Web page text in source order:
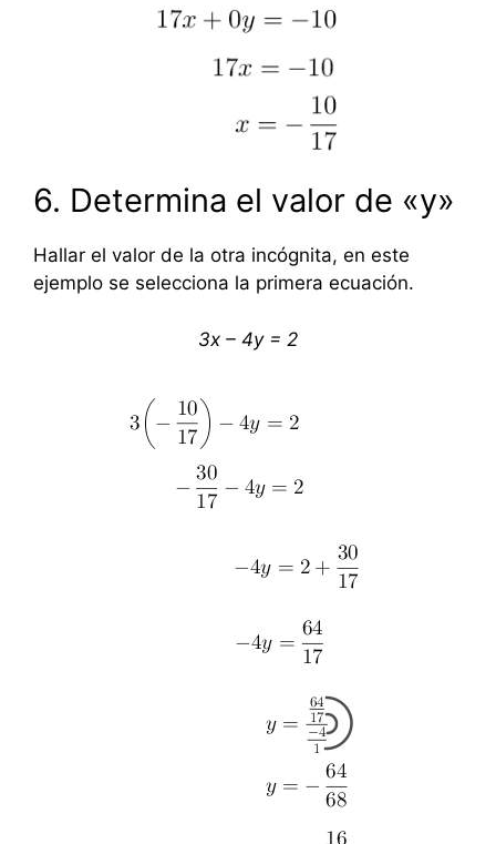
6. Determina el valor de «y»
Hallar el valor de la otra incógnita, en este
ejemplo se selecciona la primera ecuación.
3x – 4y = 2